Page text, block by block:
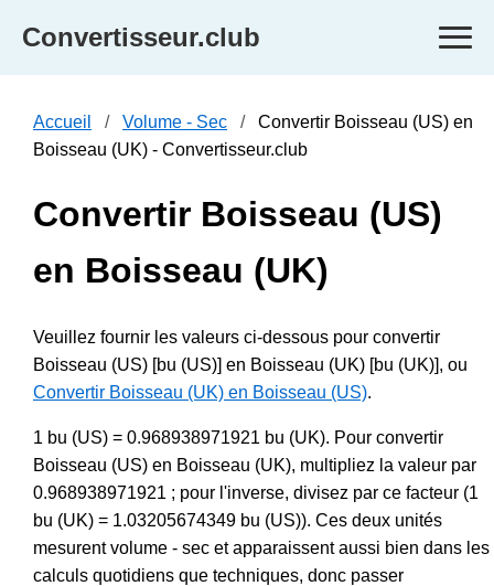
Convertisseur.club
Accueil Volume - Sec
Convertir Boisseau (US) en
Boisseau (UK) - Convertisseur.club
Convertir Boisseau (US)
en Boisseau (UK)
Veuillez fournir les valeurs ci-dessous pour convertir
Boisseau (US) [bu (US)] en Boisseau (UK) [bu (UK)], ou
Convertir Boisseau (UK) en Boisseau (US).
1 bu (US) = 0.968938971921 bu (UK). Pour convertir
Boisseau (US) en Boisseau (UK), multipliez la valeur par
0.968938971921 ; pour l'inverse, divisez par ce facteur (1
bu (UK) = 1.03205674349 bu (US)). Ces deux unités
mesurent volume - sec et apparaissent aussi bien dans les
calculs quotidiens que techniques, donc passer